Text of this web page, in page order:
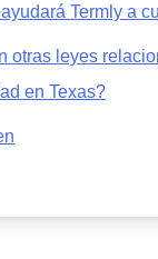
Termly a
otras leyes
en Texas?